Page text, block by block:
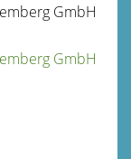
GmbH
GmbH